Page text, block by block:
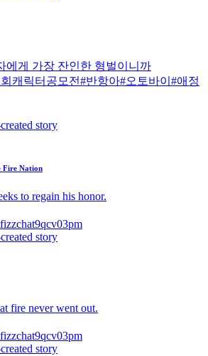
에게 가장 잔인한 형벌이니까
캐릭터공모전#반항아#오토바이 #애정
Fire Nation
to regain his honor.
fizzchat9qcv03pm
fire never went out.
fizzchat9qcv03pm